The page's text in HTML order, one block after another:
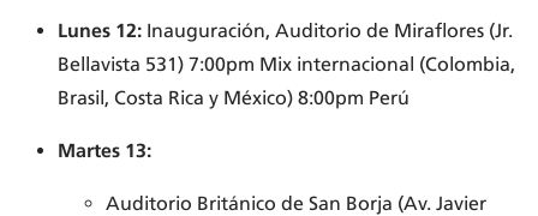
Lunes 12: Inauguración, Auditorio de Miraflores (Jr.
Bellavista 531) 7:00pm Mix internacional (Colombia,
Brasil, Costa Rica y México) 8:00pm Perú
Martes 13:
Auditorio Británico de San Borja (Av. Javier